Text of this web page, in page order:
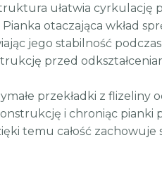
ułatwia cyrkulację
Pianka otaczająca wkład
jego stabilność
przed
przekładki z flizeliny
i chroniąc
temu całość